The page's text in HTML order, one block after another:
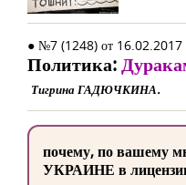
● №7 (1248) от 16.02.2017
Политика:
Тигрина ГАДЮЧКИНА.
почему, по вашему
УКРАИНЕ в лицензии